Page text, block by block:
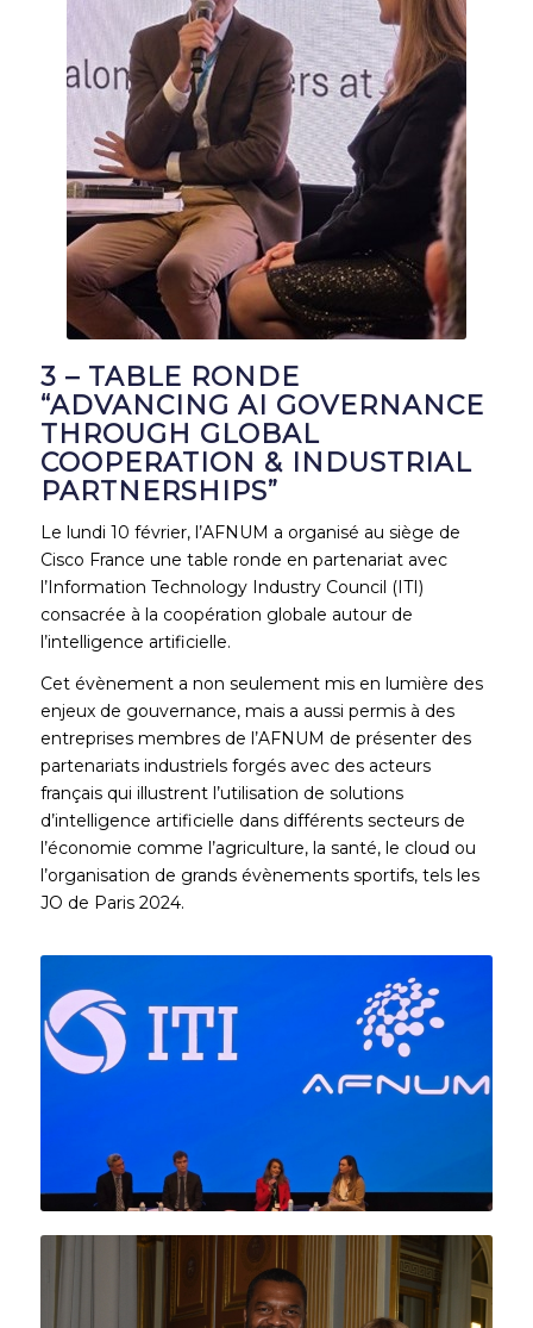
3 – TABLE RONDE
“ADVANCING AI GOVERNANCE
THROUGH GLOBAL
COOPERATION & INDUSTRIAL
PARTNERSHIPS”
Le lundi 10 février, l’AFNUM a organisé au siège de
Cisco France une table ronde en partenariat avec
l’Information Technology Industry Council (ITI)
consacrée à la coopération globale autour de
l’intelligence artificielle.
Cet évènement a non seulement mis en lumière des
enjeux de gouvernance, mais a aussi permis à des
entreprises membres de l’AFNUM de présenter des
partenariats industriels forgés avec des acteurs
français qui illustrent l’utilisation de solutions
d’intelligence artificielle dans différents secteurs de
l’économie comme l’agriculture, la santé, le cloud ou
l’organisation de grands évènements sportifs, tels les
JO de Paris 2024.